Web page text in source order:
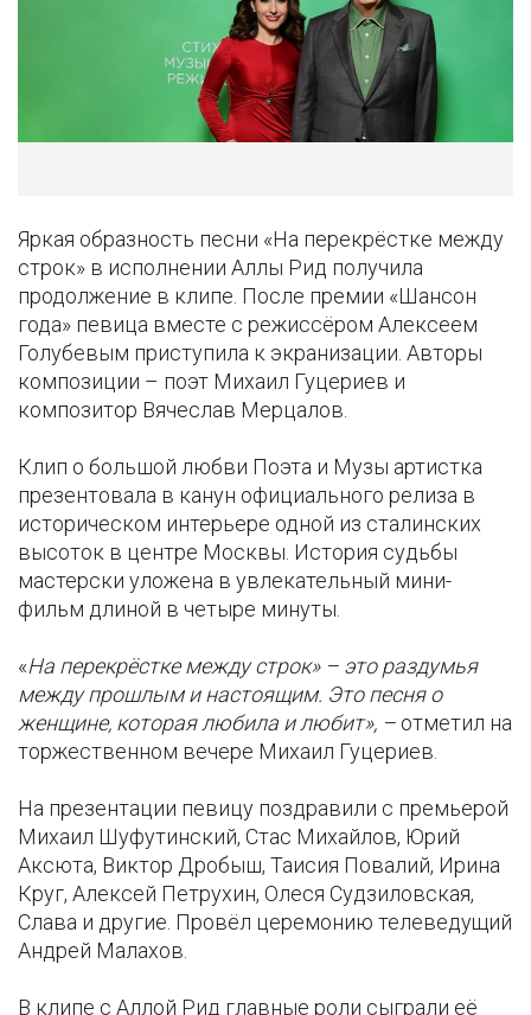
Яркая образность песни «На перекрёстке между
строк» в исполнении Аллы Рид получила
продолжение в клипе. После премии «Шансон
года» певица вместе с режиссёром Алексеем
Голубевым приступила к экранизации. Авторы
композиции – поэт Михаил Гуцериев и
композитор Вячеслав Мерцалов.
Клип о большой любви Поэта и Музы артистка
презентовала в канун официального релиза в
историческом интерьере одной из сталинских
высоток в центре Москвы. История судьбы
мастерски уложена в увлекательный мини-
фильм длиной в четыре минуты.
«На перекрёстке между строк» – это раздумья
между прошлым и настоящим. Это песня о
женщине, которая любила и любит», – отметил на
торжественном вечере Михаил Гуцериев.
На презентации певицу поздравили с премьерой
Михаил Шуфутинский, Стас Михайлов, Юрий
Аксюта, Виктор Дробыш, Таисия Повалий, Ирина
Круг, Алексей Петрухин, Олеся Судзиловская,
Слава и другие. Провёл церемонию телеведущий
Андрей Малахов.
В клипе с Аллой Рид главные роли сыграли её